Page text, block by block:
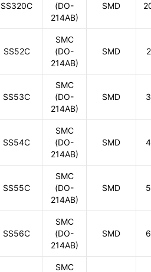
SS320C
(DO-
214AB)
SMD
SS52C
SMC
(DO-
214AB)
SMD
SS53C
SMC
(DO-
214AB)
SMD
SS54C
SMC
(DO-
214AB)
SMD
SS55C
SMC
(DO-
214AB)
SMD
SS56C
SMC
(DO-
214AB)
SMD
SMC